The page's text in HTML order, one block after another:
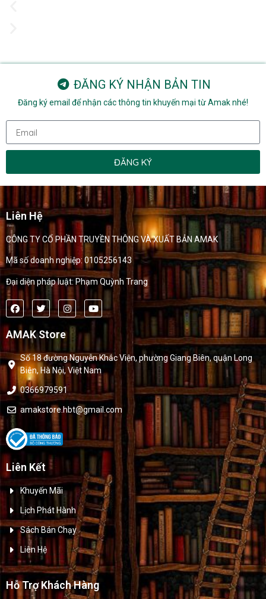
ĐĂNG KÝ NHẬN BẢN TIN
Đăng ký email để nhận các thông tin khuyến mại từ Amak nhé!
ĐĂNG KÝ
Liên Hệ
CÔNG TY CỔ PHẦN TRUYỀN THÔNG VÀ XUẤT BẢN AMAK
Mã số doanh nghiệp: 0105256143
Đại diện pháp luật: Phạm Quỳnh Trang
AMAK Store
Số 18 đường Nguyễn Khắc Viện, phường Giang Biên, quận Long
Biên, Hà Nội, Việt Nam
0366979591
amakstore.hbt@gmail.com
Liên Kết
Khuyến Mãi
Lịch Phát Hành
Sách Bán Chạy
Liên Hệ
Hỗ Trợ Khách Hàng